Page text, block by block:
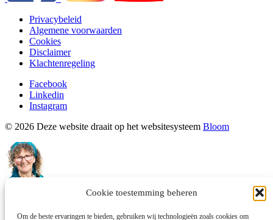
Cookie toestemming beheren
Om de beste ervaringen te bieden, gebruiken wij technologieën zoals cookies om
Privacybeleid
Algemene voorwaarden
Cookies
Disclaimer
Klachtenregeling
Facebook
Linkedin
Instagram
© 2026 Deze website draait op het websitesysteem Bloom